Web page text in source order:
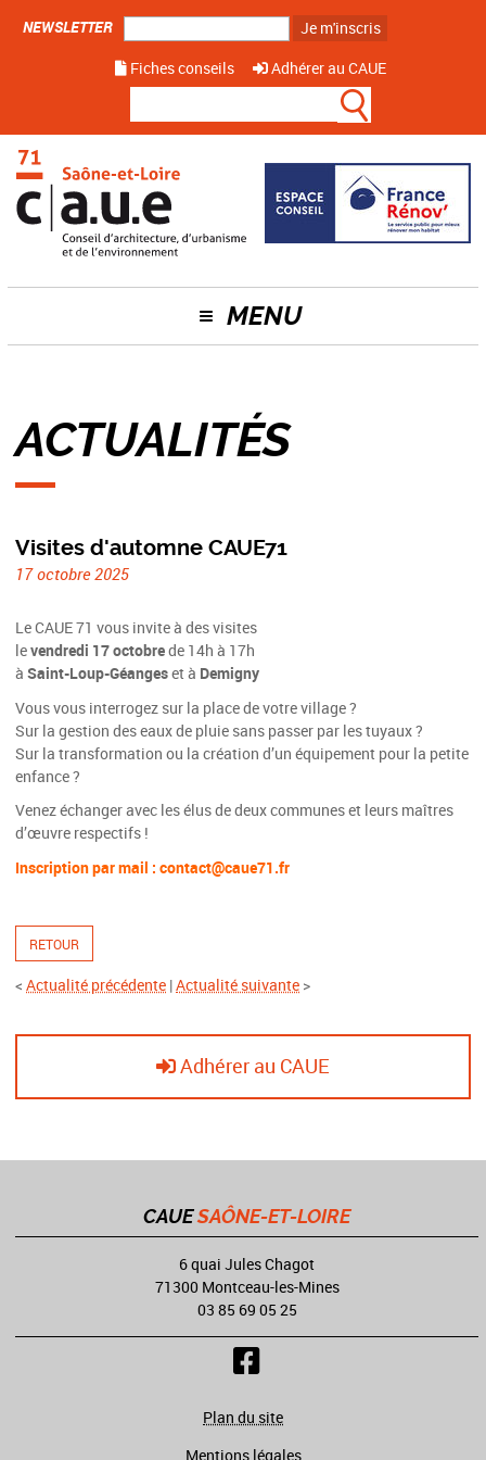
NEWSLETTER
Je m'inscris
Fiches conseils
Adhérer au CAUE
MENU
ACTUALITÉS
Visites d'automne CAUE71
17 octobre 2025
Le CAUE 71 vous invite à des visites
levendredi 17 octobrede 14h à 17h
à Saint-Loup-Géangeset à Demigny
Vous vous interrogez sur la place de votre village ?
Sur la gestion des eaux de pluie sans passer par les tuyaux ?
Sur la transformation ou la création d’un équipement pour la petite
enfance ?
Venez échanger avec les élus de deux communes et leurs maîtres
d’œuvre respectifs !
Inscription par mail : contact@caue71.fr
RETOUR
< Actualité précédente |Actualité suivante >
Adhérer au CAUE
CAUESAÔNE-ET-LOIRE
6 quai Jules Chagot
71300 Montceau-les-Mines
03 85 69 05 25
Plan du site
Mentions légales